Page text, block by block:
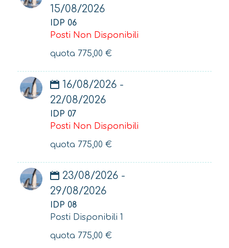
15/08/2026
IDP 06
Posti Non Disponibili
quota 775,00 €
16/08/2026 -
22/08/2026
IDP 07
Posti Non Disponibili
quota 775,00 €
23/08/2026 -
29/08/2026
IDP 08
Posti Disponibili 1
quota 775,00 €